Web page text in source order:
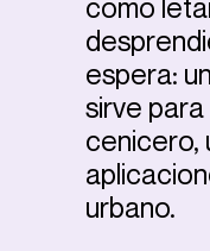
como
espera:
sirve
cenicero,
urbano.